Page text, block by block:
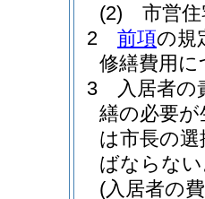
(2)
市営
2
前項の規
修繕費用
3
入居者
繕の必要
は市長の
ばならな
(入居者の